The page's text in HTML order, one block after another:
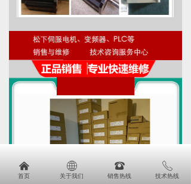
낀 ꄓ 뀵 ꂅ
낀
首页
ꄓ
关于我们
뀰
销售热线
ꂅ
技术热线